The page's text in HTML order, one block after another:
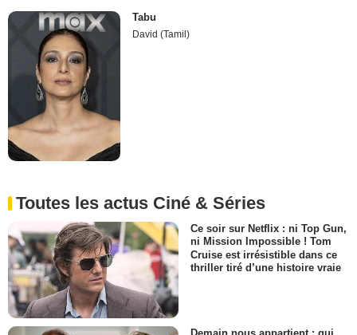
Tabu
David (Tamil)
Toutes les actus Ciné & Séries
Ce soir sur Netflix : ni Top Gun,
ni Mission Impossible ! Tom
Cruise est irrésistible dans ce
thriller tiré d’une histoire vraie